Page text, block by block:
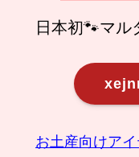
日本初🐾マル
お土産向けア